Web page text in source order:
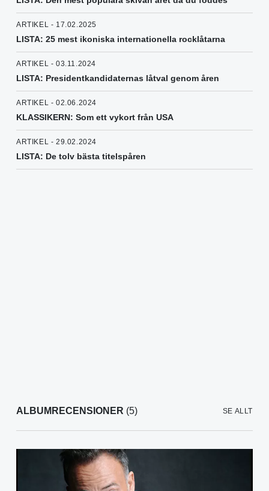
ARTIKEL - 17.02.2025
LISTA: 25 mest ikoniska internationella rocklåtarna
ARTIKEL - 03.11.2024
LISTA: Presidentkandidaternas låtval genom åren
ARTIKEL - 02.06.2024
KLASSIKERN: Som ett vykort från USA
ARTIKEL - 29.02.2024
LISTA: De tolv bästa titelspåren
ALBUMRECENSIONER (5) SE ALLT